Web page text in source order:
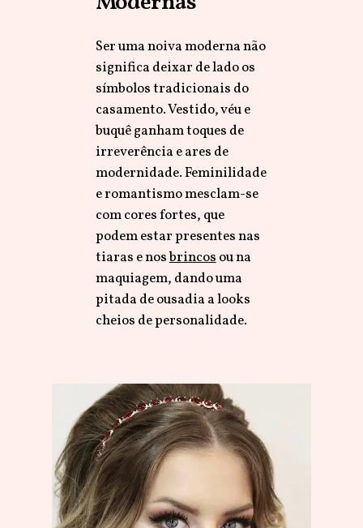
Ser uma noiva moderna não
significa deixar de lado os
símbolos tradicionais do
casamento. Vestido, véu e
buquê ganham toques de
irreverência e ares de
modernidade. Feminilidade
e romantismo mesclam-se
com cores fortes, que
podem estar presentes nas
tiaras e nosbrincosou na
maquiagem, dando uma
pitada de ousadia a looks
cheios de personalidade.